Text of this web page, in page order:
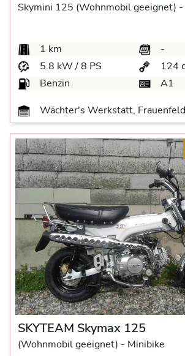
Skymini 125 (Wohnmobil geeignet) -
1 km
-
5.8 kW / 8 PS
124
Benzin
A1
Wächter's Werkstatt,
SKYTEAM Skymax 125
(Wohnmobil geeignet) - Minibike